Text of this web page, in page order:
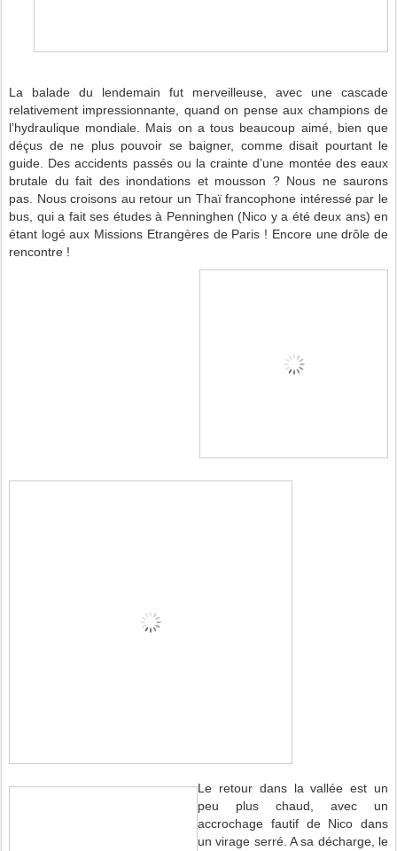
La balade du lendemain fut merveilleuse, avec une cascade
relativement impressionnante, quand on penseaux champions de
l’hydraulique mondiale. Mais on atous beaucoup aimé, bien que
déçus de ne plus pouvoir se baigner, comme disait pourtant le
guide. Des accidents passés ou la crainte d’une montée des eaux
brutale du fait des inondations et mousson ? Nous ne saurons
pas. Nous croisons au retour un Thaï francophone intéressé par le
bus, qui a fait ses études à Penninghen (Nico y a été deux ans) en
étant logé aux Missions Etrangères de Paris ! Encore une drôle de
rencontre !
Le retour dans la vallée est un
peu plus chaud, avec un
accrochage fautif de Nico dans
un virage serré. A sa décharge, le